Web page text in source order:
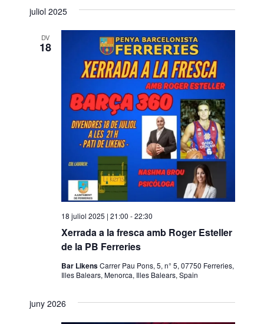
juliol 2025
DV
18
Xerrada a la fresca amb Roger Esteller
de la PB Ferreries
18 juliol 2025 | 21:00 -22:30
Bar LikensCarrer Pau Pons, 5, n° 5, 07750 Ferreries,
Illes Balears, Menorca, Illes Balears, Spain
juny 2026